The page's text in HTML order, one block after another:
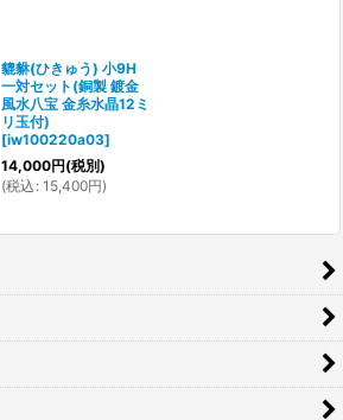
貔貅(ひきゅう) 小9H
一対セット(銅製 鍍金
風水八宝 金糸水晶12ミ
リ玉付)
[iw100220a03]
14,000円(税別)
(税込 : 15,400円)